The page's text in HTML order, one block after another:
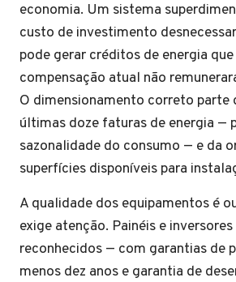
economia. Um sistema
custo de investimento
pode gerar créditos de energia
compensação atual não
O dimensionamento correto parte
últimas doze faturas de energia —
sazonalidade do consumo — e da
superfícies disponíveis para
A qualidade dos equipamentos é
exige atenção. Painéis e
reconhecidos — com garantias de
menos dez anos e garantia de